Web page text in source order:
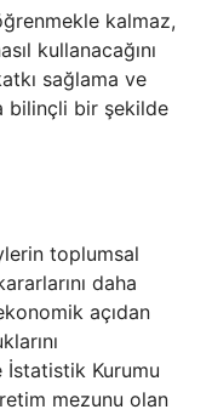
kalmaz,
kullanacağını
sağlama ve
bilinçli bir şekilde
toplumsal
daha
açıdan
Kurumu
mezunu olan